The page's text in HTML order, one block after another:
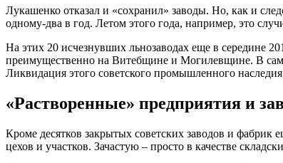
Лукашенко отказал и «сохранил» заводы. Но, как и
одному-два в год. Летом этого года, например, это
На этих 20 исчезнувших льнозаводах еще в середине
преимущественно на Витебщине и Могилевщине. В
Ликвидация этого советского промышленного
«Растворенные» предприятия и
Кроме десятков закрытых советских заводов и
цехов и участков. Зачастую – просто в качестве